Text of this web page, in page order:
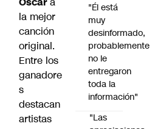
la mejor
canción
original.
Entre los
ganadore
s
destacan
artistas
"Él está
muy
desinformado,
probablemente
no le
entregaron
toda la
información"
"Las